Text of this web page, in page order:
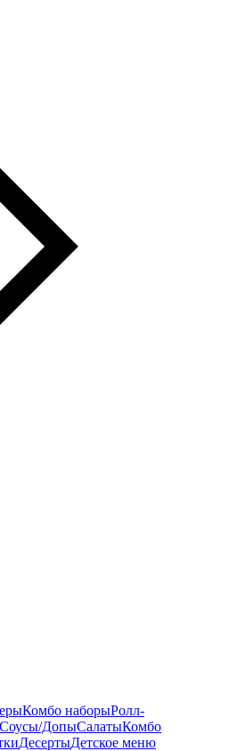
Комбо наборыРолл-
Соусы/ДопыСалатыКомбо
ДесертыДетское меню